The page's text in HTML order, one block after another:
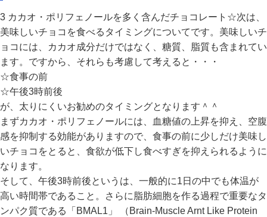
3 カカオ・ポリフェノールを多く含んだチョコレート☆次は、
美味しいチョコを食べるタイミングについてです。美味しいチ
ョコには、カカオ成分だけではなく、糖質、脂質も含まれてい
ます。ですから、それらも考慮して考えると・・・
☆食事の前
☆午後3時前後
が、太りにくいお勧めのタイミングとなります＾＾
まずカカオ・ポリフェノールには、血糖値の上昇を抑え、空腹
感を抑制する効能がありますので、食事の前に少しだけ美味し
いチョコをとると、食欲が低下し食べすぎを抑えられるように
なります。
そして、午後3時前後というは、一般的に1日の中でも体温が
高い時間帯であること。さらに脂肪細胞を作る過程で重要なタ
ンパク質である「BMAL1」 （Brain-Muscle Arnt Like Protein